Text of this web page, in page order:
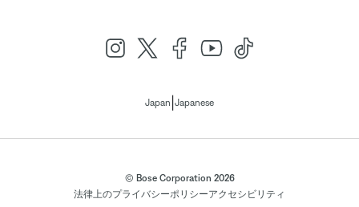
Japan Japanese
© Bose Corporation 2026
法律上のプライバシーポリシーアクセシビリティ